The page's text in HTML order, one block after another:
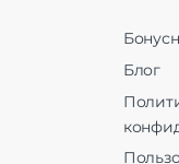
Блог